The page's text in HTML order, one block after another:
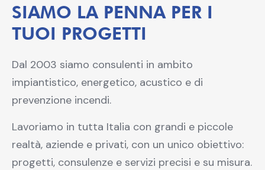
SIAMO LA PENNA PER I
TUOI PROGETTI
Dal 2003 siamo consulenti in ambito
impiantistico, energetico, acustico e di
prevenzione incendi.
Lavoriamo in tutta Italia con grandi e piccole
realtà, aziende e privati, con un unico obiettivo:
progetti, consulenze e servizi precisi e su misura.